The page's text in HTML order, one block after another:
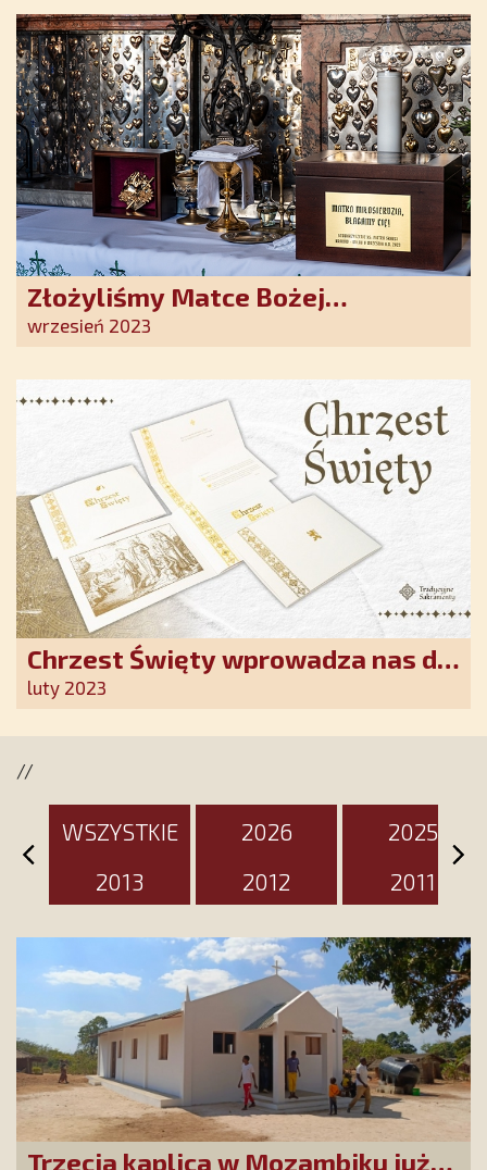
nadziei w XXI wieku
Złożyliśmy Matce Bożej
Ostrobramskiej pozłacane wotum
wrzesień 2023
Chrzest Święty wprowadza nas do
wspólnoty Kościoła. Nasz pakiet
luty 2023
//
WSZYSTKIE 2026
2025
2013
2012 2011
Trzecia kaplica w Mozambiku już